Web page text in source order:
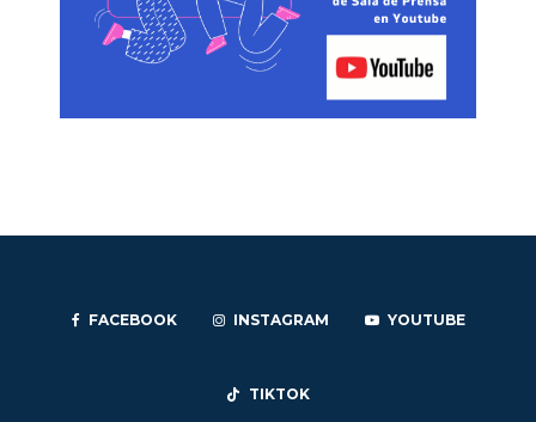
FACEBOOK INSTAGRAM YOUTUBE
TIKTOK